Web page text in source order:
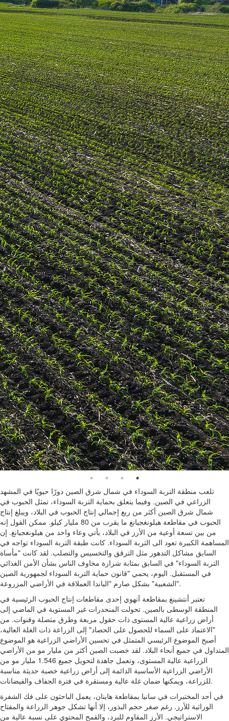
تلعب منطقة التربة السوداء في شمال شرق الصين دورًا حيويًا في المشهد
الزراعي في الصين. وفيما يتعلق بحماية التربة السوداء، تمثل الحبوب في
شمال شرق الصين أكثر من ربع إجمالي إنتاج الحبوب في البلاد، ويبلغ إنتاج
الحبوب في مقاطعة هيلونغجيانغ ما يقرب من 80 مليار كيلو. ممكن القول إنه
من بين تسعة أوعية من الأرز في البلاد، يأتي وعاء واحد من هيلونغجيانغ. إن
المساهمة الكبيرة تعود الى التربة السوداء. كانت طبقة التربة السوداء تواجه في
السابق مشاكل التدهور مثل الترقق والتخسيس والتصلب. لقد كانت "مأساة
التربة السوداء" في السابق بمثابة شرارة مخاوف الناس بشأن الأمن الغذائي
في المستقبل. اليوم، يحمي "قانون حماية التربة السوداء لجمهورية الصين
الشعبية" بشكل صارم "الباندا العملاقة في الأراضي المزروعة".
تعتبر أنتشينغ بمقاطعة آنهوي إحدى مقاطعات إنتاج الحبوب الرئيسية في
المنطقة الوسطى بالصين. تحولت المنحدرات غير المستوية في الماضي إلى
أراض زراعية عالية المستوى ذات حقول مربعة وطرق متصلة وقنوات. من
"الاعتماد على السماء للحصول على الحصاد" إلى الزراعة ذات الغلة العالية،
أصبح الموضوع الرئيسي المتمثل في تحسين الأراضي الزراعية هو الموضوع
المتداول في جميع أنحاء البلاد. لقد خصبت الصين أكثر من مليار مو من الأراضي
الزراعية عالية المستوى، وتعمل جاهدة لتحويل جميع 1.546 مليار مو من
الأراضي الزراعية الأساسية الدائمة إلى أراض زراعية خصبة حديثة مناسبة
للزراعة، ويمكنها ضمان غلة عالية ومستقرة في فترة الجفاف والفيضانات.
في أحد المختبرات في سانيا بمقاطعة هاينان، يعمل الباحثون على فك الشفرة
الوراثية للأرز. رغم صغر حجم البذور، إلا أنها تشكل جوهر الزراعة والمفتاح
الاستراتيجي. الأرز المقاوم للبرد، والقمح المحتوي على نسبة عالية من